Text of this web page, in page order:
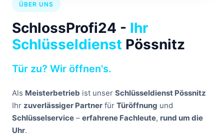
ÜBER UNS
SchlossProfi24 - Ihr
Schlüsseldienst Pössnitz
Tür zu? Wir öffnen's.
Als Meisterbetrieb ist unser Schlüsseldienst Pössnitz
Ihr zuverlässiger Partner für Türöffnung und
Schlüsselservice – erfahrene Fachleute, rund um die
Uhr.